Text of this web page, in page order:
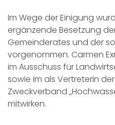
Im Wege der Einigung
ergänzende Besetzung
Gemeinderates und der
vorgenommen. Carmen
im Ausschuss für
sowie im als Vertreterin
Zweckverband
mitwirken.